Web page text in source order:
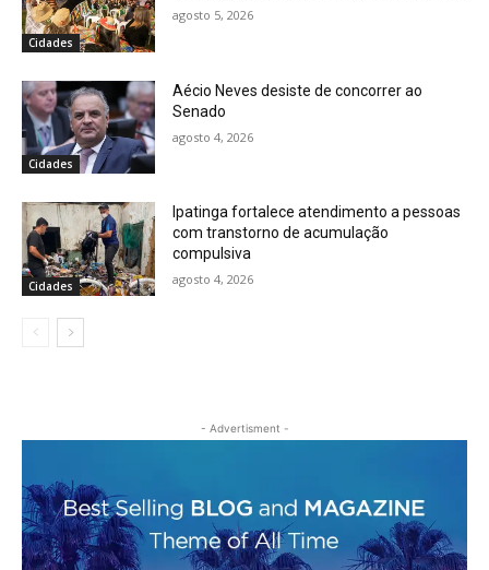
Cidades
agosto 5, 2026
Cidades
Aécio Neves desiste de concorrer ao
Senado
agosto 4, 2026
Cidades
Ipatinga fortalece atendimento a pessoas
com transtorno de acumulação
compulsiva
agosto 4, 2026
- Advertisment -